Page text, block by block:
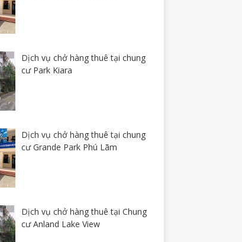
Dịch vụ chở hàng thuê tại chung
cư Park Kiara
Dịch vụ chở hàng thuê tại chung
cư Grande Park Phú Lãm
Dịch vụ chở hàng thuê tại Chung
cư Anland Lake View